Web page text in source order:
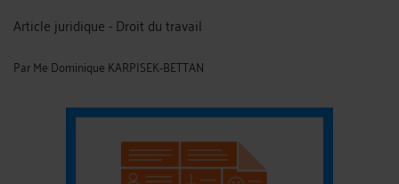
Article juridique - Droit du travail
ParMe Dominique KARPISEK-BETTAN